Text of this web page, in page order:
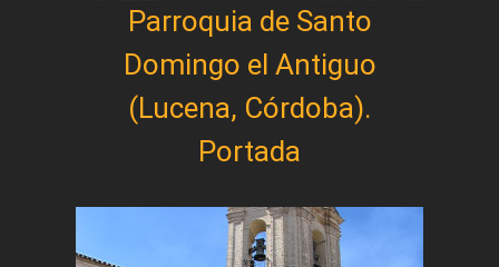
Parroquia de Santo
Domingo el Antiguo
(Lucena, Córdoba).
Portada